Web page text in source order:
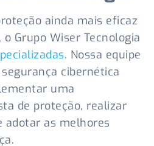
ainda mais eficaz
Grupo Wiser Tecnologia
. Nossa equipe
cibernética
uma
de proteção, realizar
adotar as melhores